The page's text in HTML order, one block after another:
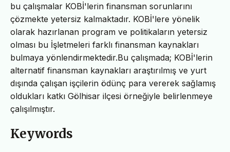
bu çalışmalar KOBİ'lerin finansman sorunlarını
çözmekte yetersiz kalmaktadır. KOBİ'lere yönelik
olarak hazırlanan program ve politikaların yetersiz
olması bu İşletmeleri farklı finansman kaynakları
bulmaya yönlendirmektedir.Bu çalışmada; KOBİ'lerin
alternatif finansman kaynakları araştırılmış ve yurt
dışında çalışan işçilerin ödünç para vererek sağlamış
oldukları katkı Gölhisar ilçesi örneğiyle belirlenmeye
çalışılmıştır.
Keywords